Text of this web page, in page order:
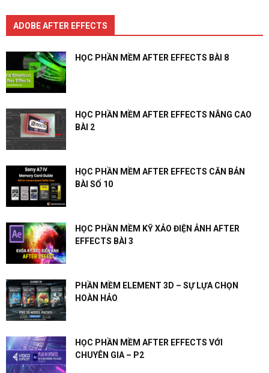
ADOBE AFTER EFFECTS
HỌC PHẦN MỀM AFTER EFFECTS BÀI 8
HỌC PHẦN MỀM AFTER EFFECTS NÂNG CAO
BÀI 2
HỌC PHẦN MỀM AFTER EFFECTS CĂN BẢN
BÀI SỐ 10
HỌC PHẦN MỀM KỸ XẢO ĐIỆN ẢNH AFTER
EFFECTS BÀI 3
PHẦN MỀM ELEMENT 3D – SỰ LỰA CHỌN
HOÀN HẢO
HỌC PHẦN MỀM AFTER EFFECTS VỚI
CHUYÊN GIA – P2